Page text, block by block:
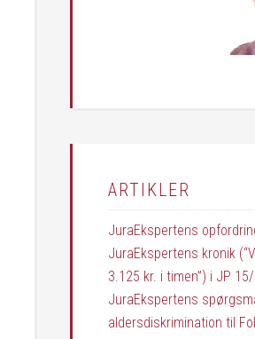
ARTIKLER
JuraEkspertens
JuraEkspertens kronik
3.125 kr. i timen”) i JP
JuraEkspertens
aldersdiskrimination til